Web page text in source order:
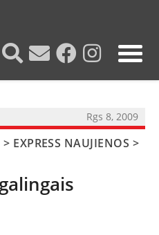
Rgs 8, 2009
> EXPRESS NAUJIENOS >